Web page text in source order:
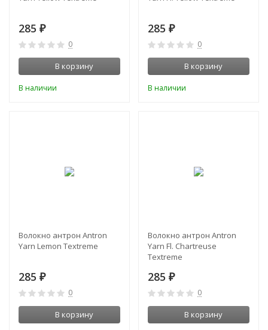
285 ₽
0
В корзину
В наличии
285 ₽
0
В корзину
В наличии
Волокно антрон Antron
Yarn Lemon Textreme
285 ₽
0
В корзину
Волокно антрон Antron
Yarn Fl. Chartreuse
Textreme
285 ₽
0
В корзину